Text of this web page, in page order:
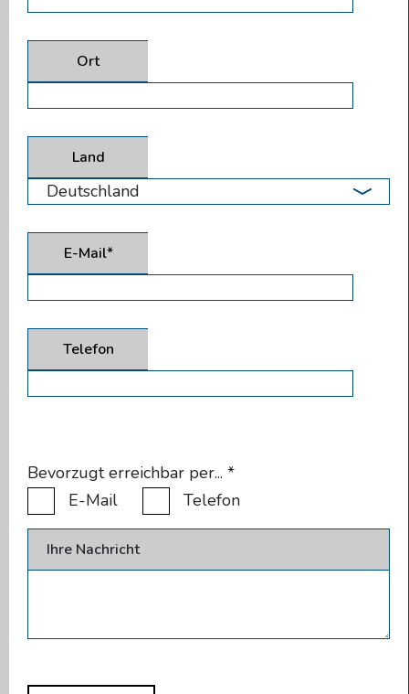
Ort
Land
E-Mail*
Telefon
Bevorzugt erreichbar per... *
E-Mail
Telefon
Ihre Nachricht